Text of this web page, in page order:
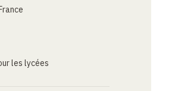
les lycées